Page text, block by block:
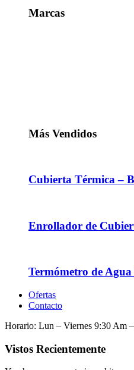
Marcas
Más Vendidos
Cubierta Térmica –
Enrollador de
Termómetro de Agua
Ofertas
Contacto
Horario: Lun – Viernes 9:30 Am
Vistos Recientemente